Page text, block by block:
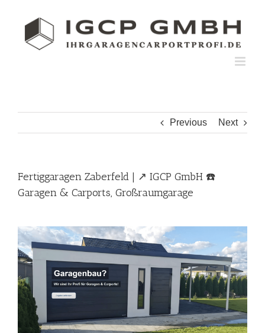
Previous Next
Fertiggaragen Zaberfeld | ↗️ IGCP GmbH ☎️
Garagen & Carports, Großraumgarage